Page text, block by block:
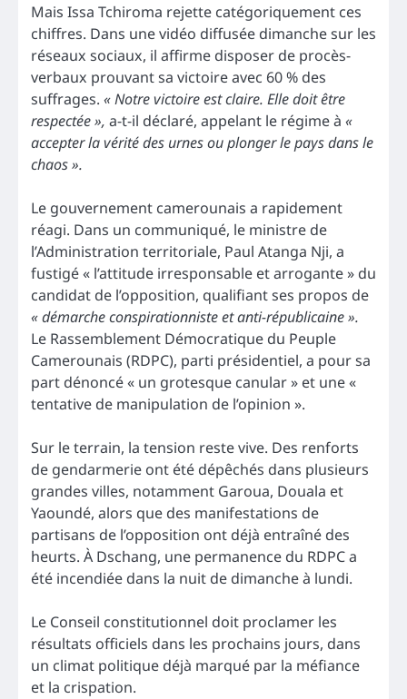
Mais Issa Tchiroma rejette catégoriquement ces
chiffres. Dans une vidéo diffusée dimanche sur les
réseaux sociaux, il affirme disposer de procès-
verbaux prouvant sa victoire avec 60 % des
suffrages. « Notre victoire est claire. Elle doit être
respectée », a-t-il déclaré, appelant le régime à «
accepter la vérité des urnes ou plonger le pays dans le
chaos ».
Le gouvernement camerounais a rapidement
réagi. Dans un communiqué, le ministre de
l’Administration territoriale, Paul Atanga Nji, a
fustigé « l’attitude irresponsable et arrogante » du
candidat de l’opposition, qualifiant ses propos de
« démarche conspirationniste et anti-républicaine ».
Le Rassemblement Démocratique du Peuple
Camerounais (RDPC), parti présidentiel, a pour sa
part dénoncé « un grotesque canular » et une «
tentative de manipulation de l’opinion ».
Sur le terrain, la tension reste vive. Des renforts
de gendarmerie ont été dépêchés dans plusieurs
grandes villes, notamment Garoua, Douala et
Yaoundé, alors que des manifestations de
partisans de l’opposition ont déjà entraîné des
heurts. À Dschang, une permanence du RDPC a
été incendiée dans la nuit de dimanche à lundi.
Le Conseil constitutionnel doit proclamer les
résultats officiels dans les prochains jours, dans
un climat politique déjà marqué par la méfiance
et la crispation.